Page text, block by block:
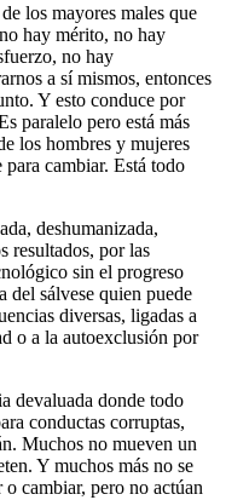
los mayores males que
hay mérito, no hay
no hay
a sí mismos, entonces
Y esto conduce por
paralelo pero está más
los hombres y mujeres
para cambiar. Está todo
deshumanizada,
resultados, por las
sin el progreso
del sálvese quien puede
diversas, ligadas a
o a la autoexclusión por
devaluada donde todo
conductas corruptas,
Muchos no mueven un
Y muchos más no se
cambiar, pero no actúan